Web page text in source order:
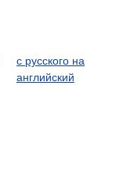
с русского на
английский